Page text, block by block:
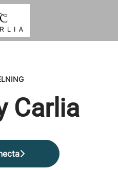
Carlia